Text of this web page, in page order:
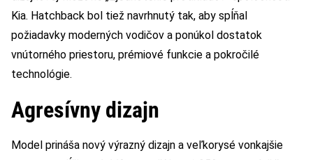
Kia. Hatchback bol tiež navrhnutý tak, aby spĺňal
požiadavky moderných vodičov a ponúkol dostatok
vnútorného priestoru, prémiové funkcie a pokročilé
technológie.
Agresívny dizajn
Model prináša nový výrazný dizajn a veľkorysé vonkajšie